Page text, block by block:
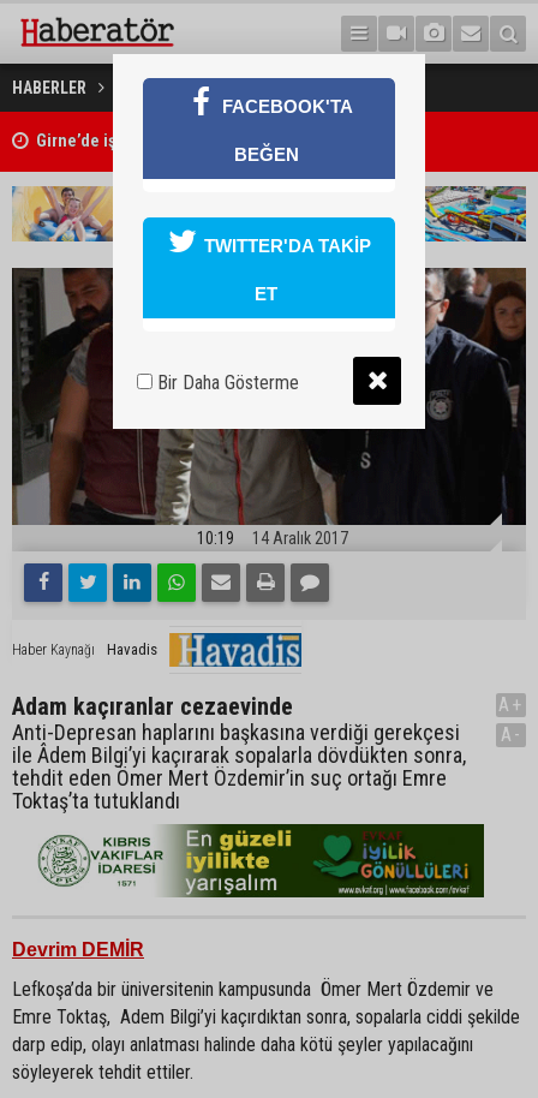
HABERLER GÜNDEM Adam kaçıranlar cezaevinde
Kıbrıs Türk Üniversite Öğrencileri Kongresi için kayıtlar sürüyor
10:19 14 Aralık 2017
Haber Kaynağı Havadis
Adam kaçıranlar cezaevinde
Anti-Depresan haplarını başkasına verdiği gerekçesi
ile Âdem Bilgi’yi kaçırarak sopalarla dövdükten sonra,
tehdit eden Ömer Mert Özdemir’in suç ortağı Emre
Toktaş’ta tutuklandı
A+
A-
Devrim DEMİR
Lefkoşa’da bir üniversitenin kampusunda Ömer Mert Özdemir ve
Emre Toktaş, Adem Bilgi’yi kaçırdıktan sonra, sopalarla ciddi şekilde
darp edip, olayı anlatması halinde daha kötü şeyler yapılacağını
söyleyerek tehdit ettiler.
FACEBOOK'TA
BEĞEN
TWITTER'DA TAKİP
ET
Bir Daha Gösterme